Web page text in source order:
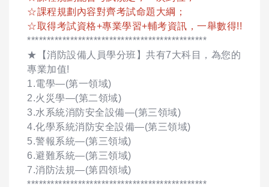
☆課程規劃內容對齊考試命題大綱；
☆取得考試資格+專業學習+輔考資訊，一舉數得!!
**********************************************
★【消防設備人員學分班】共有7大科目，為您的
專業加值!
1.電學—(第一領域)
2.火災學—(第二領域)
3.水系統消防安全設備—(第三領域)
4.化學系統消防安全設備—(第三領域)
5.警報系統—(第三領域)
6.避難系統—(第三領域)
7.消防法規—(第四領域)
**********************************************